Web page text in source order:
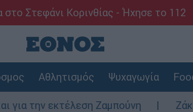
Στεφάνι Κορινθίας - Ήχησε το 112
Αθλητισμός Ψυχαγωγία
την εκτέλεση Ζαμπούνη